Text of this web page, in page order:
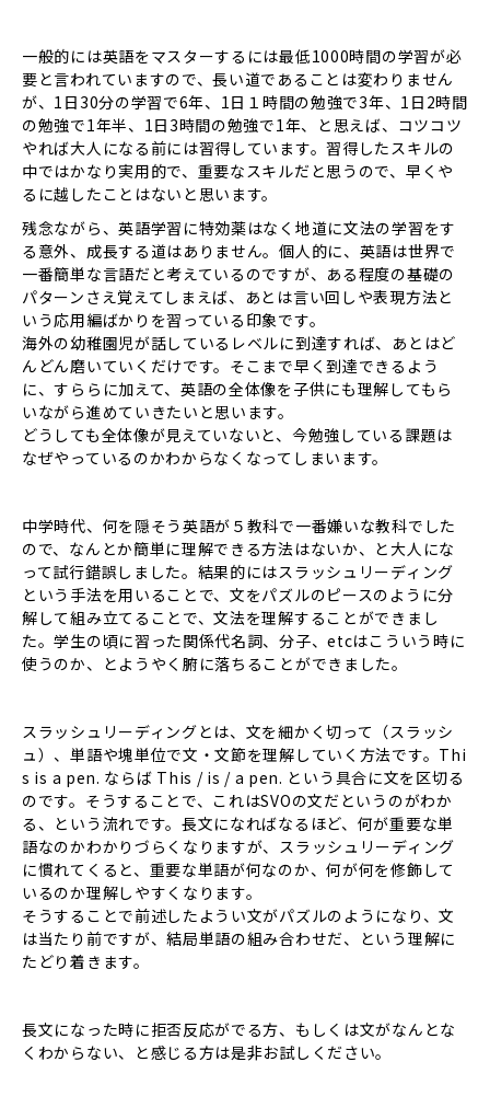
一般的には英語をマスターするには最低1000時間の学習が必
要と言われていますので、長い道であることは変わりません
が、1日30分の学習で6年、1日１時間の勉強で3年、1日2時間
の勉強で1年半、1日3時間の勉強で1年、と思えば、コツコツ
やれば大人になる前には習得しています。習得したスキルの
中ではかなり実用的で、重要なスキルだと思うので、早くや
るに越したことはないと思います。
残念ながら、英語学習に特効薬はなく地道に文法の学習をす
る意外、成長する道はありません。個人的に、英語は世界で
一番簡単な言語だと考えているのですが、ある程度の基礎の
パターンさえ覚えてしまえば、あとは言い回しや表現方法と
いう応用編ばかりを習っている印象です。
海外の幼稚園児が話しているレベルに到達すれば、あとはど
んどん磨いていくだけです。そこまで早く到達できるよう
に、すららに加えて、英語の全体像を子供にも理解してもら
いながら進めていきたいと思います。
どうしても全体像が見えていないと、今勉強している課題は
なぜやっているのかわからなくなってしまいます。
中学時代、何を隠そう英語が５教科で一番嫌いな教科でした
ので、なんとか簡単に理解できる方法はないか、と大人にな
って試行錯誤しました。結果的にはスラッシュリーディング
という手法を用いることで、文をパズルのピースのように分
解して組み立てることで、文法を理解することができまし
た。学生の頃に習った関係代名詞、分子、etcはこういう時に
使うのか、とようやく腑に落ちることができました。
スラッシュリーディングとは、文を細かく切って（スラッシ
ュ）、単語や塊単位で文・文節を理解していく方法です。Thi
s is a pen. ならば This / is / a pen. という具合に文を区切る
のです。そうすることで、これはSVOの文だというのがわか
る、という流れです。長文になればなるほど、何が重要な単
語なのかわかりづらくなりますが、スラッシュリーディング
に慣れてくると、重要な単語が何なのか、何が何を修飾して
いるのか理解しやすくなります。
そうすることで前述したようい文がパズルのようになり、文
は当たり前ですが、結局単語の組み合わせだ、という理解に
たどり着きます。
長文になった時に拒否反応がでる方、もしくは文がなんとな
くわからない、と感じる方は是非お試しください。